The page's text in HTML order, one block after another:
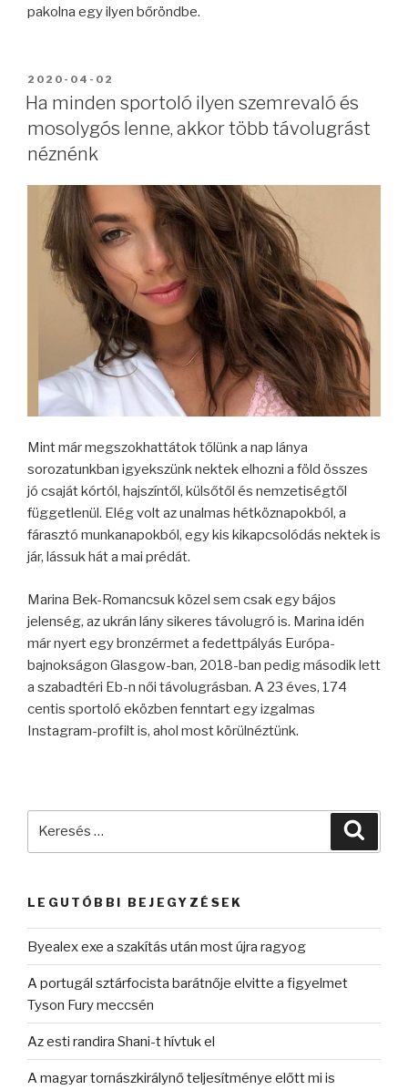
pakolna egy ilyen bőröndbe.
BEKÜLDVE:
2020-04-02
Ha minden sportoló ilyen szemrevaló és
mosolygós lenne, akkor több távolugrást
néznénk
Mint már megszokhattátok tőlünk a nap lánya
sorozatunkban igyekszünk nektek elhozni a föld összes
jó csaját kórtól, hajszíntől, külsőtől és nemzetiségtől
függetlenül. Elég volt az unalmas hétköznapokból, a
fárasztó munkanapokból, egy kis kikapcsolódás nektek is
jár, lássuk hát a mai prédát.
Marina Bek-Romancsuk közel sem csak egy bájos
jelenség, az ukrán lány sikeres távolugró is. Marina idén
már nyert egy bronzérmet a fedettpályás Európa-
bajnokságon Glasgow-ban, 2018-ban pedig második lett
a szabadtéri Eb-n női távolugrásban. A 23 éves, 174
centis sportoló eközben fenntart egy izgalmas
Instagram-profilt is, ahol most körülnéztünk.
LEGUTÓBBI BEJEGYZÉSEK
Byealex exe a szakítás után most újra ragyog
A portugál sztárfocista barátnője elvitte a figyelmet
Tyson Fury meccsén
Az esti randira Shani-t hívtuk el
A magyar tornászkirálynő teljesítménye előtt mi is